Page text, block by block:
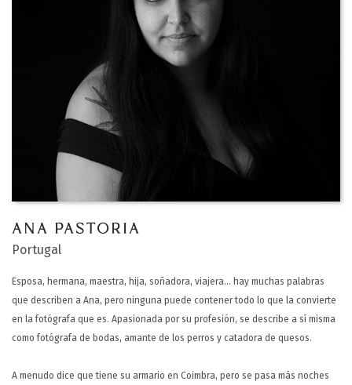
ANA PASTORIA
Portugal
Esposa, hermana, maestra, hija, soñadora, viajera… hay muchas palabras
que describen a Ana, pero ninguna puede contener todo lo que la convierte
en la fotógrafa que es. Apasionada por su profesión, se describe a sí misma
como fotógrafa de bodas, amante de los perros y catadora de quesos.
A menudo dice que tiene su armario en Coimbra, pero se pasa más noches